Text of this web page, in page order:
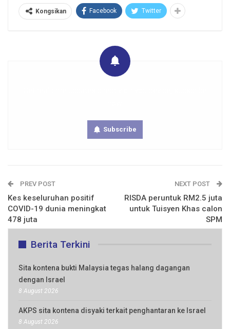
Kongsikan Facebook Twitter
Subscribe
PREV POST
Kes keseluruhan positif
COVID-19 dunia meningkat
478 juta
NEXT POST
RISDA peruntuk RM2.5 juta
untuk Tuisyen Khas calon
SPM
Berita Terkini
Sita kontena bukti Malaysia tegas halang dagangan
dengan Israel
8 August 2026
AKPS sita kontena disyaki terkait penghantaran ke Israel
8 August 2026